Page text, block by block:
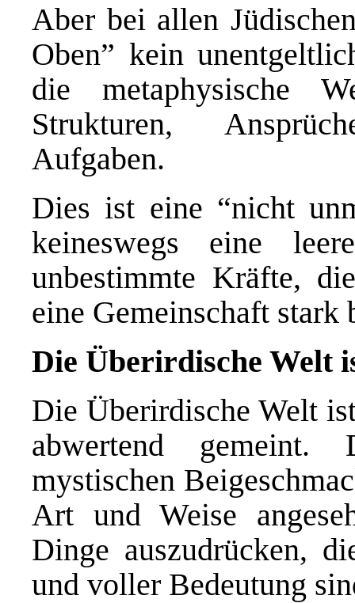
Aber bei allen
Oben” kein
die metaphysische
Strukturen,
Aufgaben.
Dies ist eine “nicht
keineswegs eine
unbestimmte Kräfte,
eine Gemeinschaft stark
Die Überirdische Welt
Die Überirdische Welt
abwertend
mystischen
Art und Weise
Dinge auszudrücken,
und voller Bedeutung